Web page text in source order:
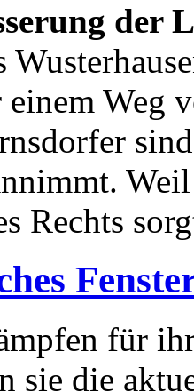
der
Weg
Rechts
für
sie die